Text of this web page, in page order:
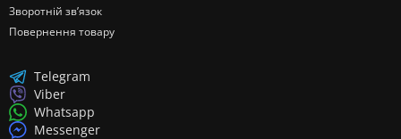
Зворотній зв’язок
Повернення товару
Telegram
Viber
Whatsapp
Messenger